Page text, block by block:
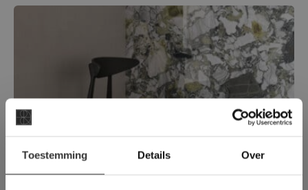
Toestemming Details Over
Ariostea | Marmi Classici – Luxury
Deze website maakt
gebruik van cookies.